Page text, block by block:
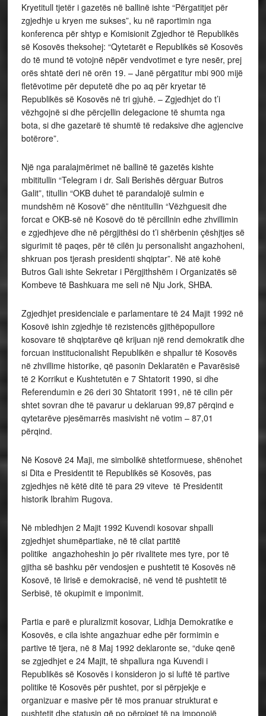
Kryetitull tjetër i gazetës në ballinë ishte “Përgatitjet për
zgjedhje u kryen me sukses”, ku në raportimin nga
konferenca për shtyp e Komisionit Zgjedhor të Republikës
së Kosovës theksohej: “Qytetarët e Republikës së Kosovës
do të mund të votojnë nëpër vendvotimet e tyre nesër, prej
orës shtatë deri në orën 19. – Janë përgatitur mbi 900 mijë
fletëvotime për deputetë dhe po aq për kryetar të
Republikës së Kosovës në tri gjuhë. – Zgjedhjet do t’i
vëzhgojnë si dhe përcjellin delegacione të shumta nga
bota, si dhe gazetarë të shumtë të redaksive dhe agjencive
botërore”.
Një nga paralajmërimet në ballinë të gazetës kishte
mbititullin “Telegram i dr. Sali Berishës dërguar Butros
Galit”, titullin “OKB duhet të parandalojë sulmin e
mundshëm në Kosovë” dhe nëntitullin “Vëzhguesit dhe
forcat e OKB-së në Kosovë do të përcillnin edhe zhvillimin
e zgjedhjeve dhe në përgjithësi do t’i shërbenin çëshjtjes së
sigurimit të paqes, për të cilën ju personalisht angazhoheni,
shkruan pos tjerash presidenti shqiptar”. Në atë kohë
Butros Gali ishte Sekretar i Përgjithshëm i Organizatës së
Kombeve të Bashkuara me seli në Nju Jork, SHBA.
Zgjedhjet presidenciale e parlamentare të 24 Majit 1992 në
Kosovë ishin zgjedhje të rezistencës gjithëpopullore
kosovare të shqiptarëve që krijuan një rend demokratik dhe
forcuan institucionalisht Republikën e shpallur të Kosovës
në zhvillime historike, që pasonin Deklaratën e Pavarësisë
të 2 Korrikut e Kushtetutën e 7 Shtatorit 1990, si dhe
Referendumin e 26 deri 30 Shtatorit 1991, në të cilin për
shtet sovran dhe të pavarur u deklaruan 99,87 përqind e
qytetarëve pjesëmarrës masivisht në votim – 87,01
përqind.
Në Kosovë 24 Maji, me simbolikë shtetformuese, shënohet
si Dita e Presidentit të Republikës së Kosovës, pas
zgjedhjes në këtë ditë të para 29 viteve të Presidentit
historik Ibrahim Rugova.
Në mbledhjen 2 Majit 1992 Kuvendi kosovar shpalli
zgjedhjet shumëpartiake, në të cilat partitë
politike angazhoheshin jo për rivalitete mes tyre, por të
gjitha së bashku për vendosjen e pushtetit të Kosovës në
Kosovë, të lirisë e demokracisë, në vend të pushtetit të
Serbisë, të okupimit e imponimit.
Partia e parë e pluralizmit kosovar, Lidhja Demokratike e
Kosovës, e cila ishte angazhuar edhe për formimin e
partive të tjera, në 8 Maj 1992 deklaronte se, “duke qenë
se zgjedhjet e 24 Majit, të shpallura nga Kuvendi i
Republikës së Kosovës i konsideron jo si luftë të partive
politike të Kosovës për pushtet, por si përpjekje e
organizuar e masive për të mos pranuar strukturat e
pushtetit dhe statusin që po përpiqet të na imponojë